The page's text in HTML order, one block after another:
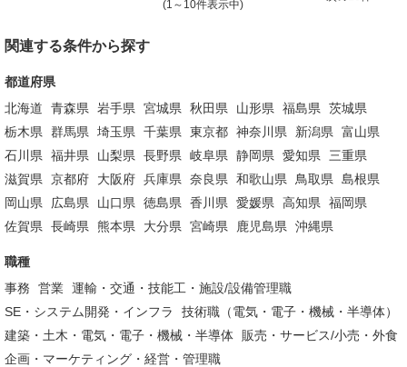
(1～10件表示中)
関連する条件から探す
都道府県
北海道
青森県 岩手県 宮城県 秋田県 山形県 福島県
茨城県
栃木県
群馬県 埼玉県 千葉県 東京都 神奈川県 新潟県
富山県
石川県
福井県 山梨県 長野県 岐阜県 静岡県 愛知県
三重県
滋賀県
京都府 大阪府 兵庫県 奈良県 和歌山県 鳥取県
島根県
岡山県
広島県 山口県 徳島県 香川県 愛媛県 高知県
福岡県
佐賀県
長崎県 熊本県 大分県 宮崎県 鹿児島県 沖縄県
職種
事務
営業 運輸・交通・技能工・施設/設備管理職
SE・システム開発・インフラ
技術職（電気・電子・機械・半導体）
建築・土木・電気・電子・機械・半導体
販売・サービス/小売・外食
企画・マーケティング・経営・管理職